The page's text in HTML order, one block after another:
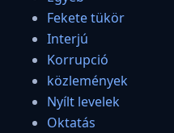
Fekete tükör
Interjú
Korrupció
közlemények
Nyílt levelek
Oktatás